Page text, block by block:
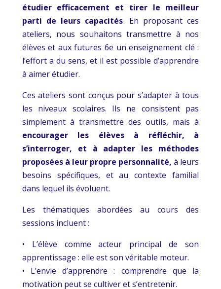
étudier efficacement et tirer le meilleur
parti de leurs capacités. En proposant ces
ateliers, nous souhaitons transmettre à nos
élèves et aux futures 6e un enseignement clé :
l’effort a du sens, et il est possible d’apprendre
à aimer étudier.
Ces ateliers sont conçus pour s’adapter à tous
les niveaux scolaires. Ils ne consistent pas
simplement à transmettre des outils, mais à
encourager les élèves à réfléchir, à
s’interroger, et à adapter les méthodes
proposées à leur propre personnalité, à leurs
besoins spécifiques, et au contexte familial
dans lequel ils évoluent.
Les thématiques abordées au cours des
sessions incluent :
• L’élève comme acteur principal de son
apprentissage : elle est son véritable moteur.
• L’envie d’apprendre : comprendre que la
motivation peut se cultiver et s’entretenir.